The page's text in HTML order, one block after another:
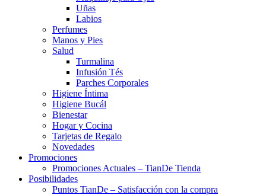
Uñas
Labios
Perfumes
Manos y Pies
Salud
Turmalina
Infusión Tés
Parches Corporales
Higiene Íntima
Higiene Bucál
Bienestar
Hogar y Cocina
Tarjetas de Regalo
Novedades
Promociones
Promociones Actuales – TianDe Tienda
Posibilidades
Puntos TianDe – Satisfacción con la compra